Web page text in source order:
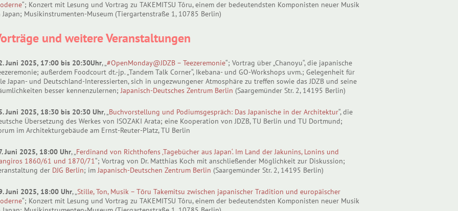
“; Konzert mit Lesung und Vortrag zu TAKEMITSU Tôru, einem der bedeutendsten Komponisten neuer Musik
Japan; Musikinstrumenten-Museum (Tiergartenstraße 1, 10785 Berlin)
und weitere Veranstaltungen
Juni 2025, 17:00 bis 20:30Uhr, „#OpenMonday@JDZB – Teezeremonie“; Vortrag über „Chanoyu“, die japanische
außerdem Foodcourt dt.-jp. „Tandem Talk Corner“, Ikebana- und GO-Workshops uvm.; Gelegenheit für
Japan- und Deutschland-Interessierten, sich in ungezwungener Atmosphäre zu treffen sowie das JDZB und seine
besser kennenzulernen;Japanisch-Deutsches Zentrum Berlin (Saargemünder Str. 2, 14195 Berlin)
Juni 2025, 18:30 bis 20:30 Uhr, „Buchvorstellung und Podiumsgespräch: Das Japanische in der Architektur“, die
Übersetzung des Werkes von ISOZAKI Arata; eine Kooperation von JDZB, TU Berlin und TU Dortmund;
im Architekturgebäude am Ernst-Reuter-Platz, TU Berlin
Juni 2025, 18:00 Uhr, „Ferdinand von Richthofens ‚Tagebücher aus Japan‘. Im Land der Jakunins, Lonins und
1860/61 und 1870/71“; Vortrag von Dr. Matthias Koch mit anschließender Möglichkeit zur Diskussion;
der DJG Berlin; imJapanisch-Deutschen Zentrum Berlin (Saargemünder Str. 2, 14195 Berlin)
Juni 2025, 18:00 Uhr, „Stille, Ton, Musik – Tōru Takemitsu zwischen japanischer Tradition und europäischer
“; Konzert mit Lesung und Vortrag zu TAKEMITSU Tôru, einem der bedeutendsten Komponisten neuer Musik